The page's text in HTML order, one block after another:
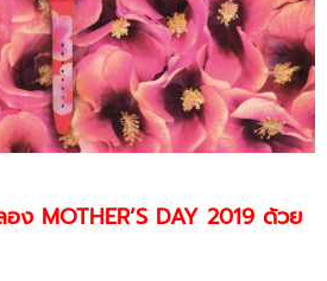
ง MOTHER’S DAY 2019 ด้วย